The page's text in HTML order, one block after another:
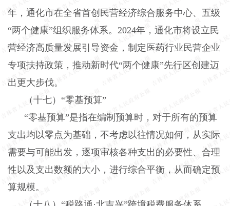
年，通化市在全省首创民营经济综合服务中心、五级
“两个健康”组织服务体系。 2024年，通化市将设立民
营经济高质量发展引导资金，制定医药行业民营企业
专项扶持政策，推动新时代“两个健康”先行区创建迈
出更大步伐。
（十七）“零基预算”
“零基预算”是指在编制预算时，对于所有的预算
支出均以零点为基础，不考虑以往情况如何，从实际
需要与可能出发，逐项审核各种支出的必要性、合理
性以及支出数额的大小，进行综合平衡，从而确定预
算规模。